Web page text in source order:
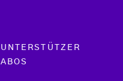
UNTERSTÜTZER
ABOS